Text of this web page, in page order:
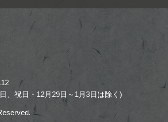
、祝日・12月29日～1月3日は除く)